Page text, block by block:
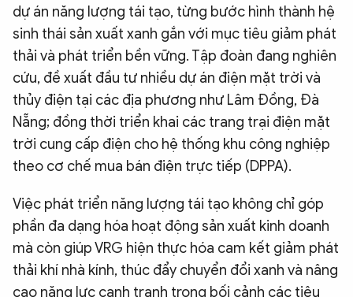
dự án năng lượng tái tạo, từng bước hình thành hệ
sinh thái sản xuất xanh gắn với mục tiêu giảm phát
thải và phát triển bền vững. Tập đoàn đang nghiên
cứu, đề xuất đầu tư nhiều dự án điện mặt trời và
thủy điện tại các địa phương như Lâm Đồng, Đà
Nẵng; đồng thời triển khai các trang trại điện mặt
trời cung cấp điện cho hệ thống khu công nghiệp
theo cơ chế mua bán điện trực tiếp (DPPA).
Việc phát triển năng lượng tái tạo không chỉ góp
phần đa dạng hóa hoạt động sản xuất kinh doanh
mà còn giúp VRG hiện thực hóa cam kết giảm phát
thải khí nhà kính, thúc đẩy chuyển đổi xanh và nâng
cao năng lực cạnh tranh trong bối cảnh các tiêu